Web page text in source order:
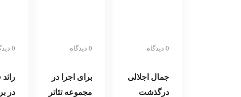
0 دیدگاه
جمال اجلالی
درگذشت
0 دیدگاه
برای اجرا در
مجموعه تئاتر
0 دیدگاه
رائد
در